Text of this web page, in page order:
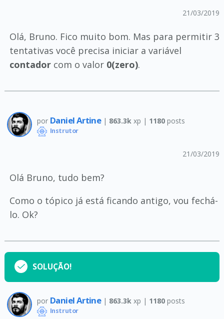
21/03/2019
Olá, Bruno. Fico muito bom. Mas para permitir 3
tentativas você precisa iniciar a variável
contadorcom o valor 0(zero).
por Daniel Artine | 863.3k xp | 1180posts
Instrutor
21/03/2019
Olá Bruno, tudo bem?
Como o tópico já está ficando antigo, vou fechá-
lo. Ok?
SOLUÇÃO!
por Daniel Artine | 863.3k xp | 1180posts
Instrutor